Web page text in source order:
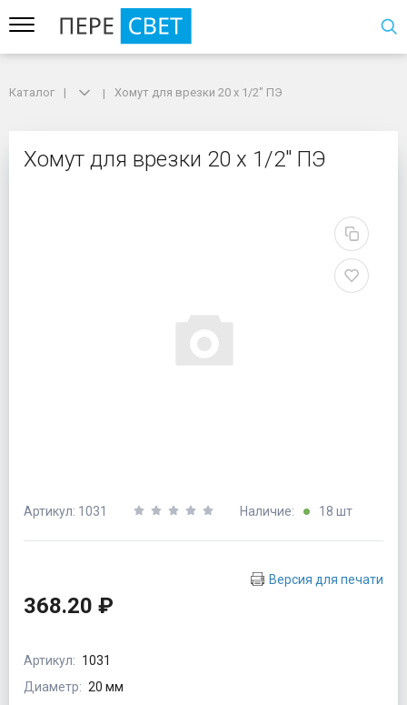
Хомут для врезки 20 х 1/2" ПЭ
Каталог Хомут для врезки 20 х 1/2" ПЭ
Хомут для врезки 20 х 1/2" ПЭ
Артикул: 1031 Наличие: 18 шт
Версия для печати
368.20 ₽
Артикул: 1031
Диаметр: 20 мм